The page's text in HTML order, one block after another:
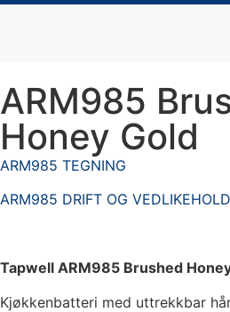
ARM985
Honey Gold
ARM985 TEGNING
ARM985 DRIFT OG VEDLIKEHOLD
Tapwell ARM985 Brushed
Kjøkkenbatteri med uttrekkbar